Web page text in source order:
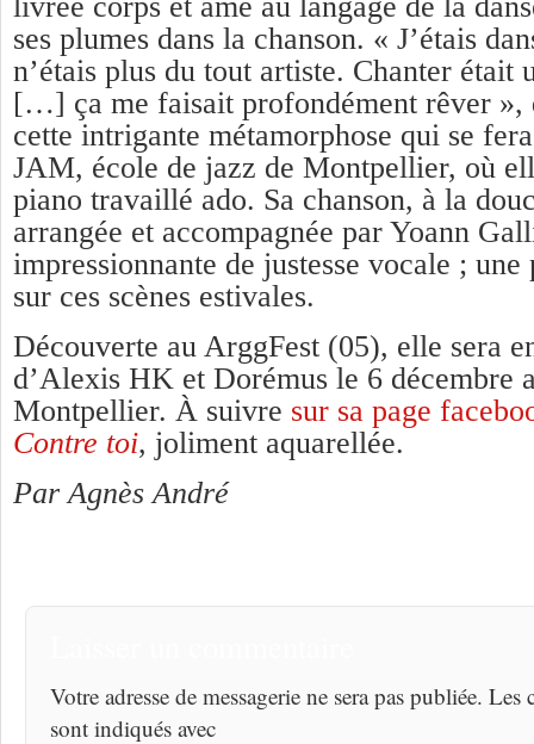
ses plumes dans la chanson. « J’étais
n’étais plus du tout artiste. Chanter était
[…] ça me faisait profondément rêver »,
cette intrigante métamorphose qui se
JAM, école de jazz de Montpellier, où
piano travaillé ado. Sa chanson, à la
arrangée et accompagnée par Yoann
impressionnante de justesse vocale ; une
sur ces scènes estivales.
Découverte au ArggFest (05), elle sera
d’Alexis HK et Dorémus le 6 décembre
Montpellier. À suivre sur sa page
Contre toi, joliment aquarellée.
Par Agnès André
Votre adresse de messagerie ne sera pas publiée.
sont indiqués avec